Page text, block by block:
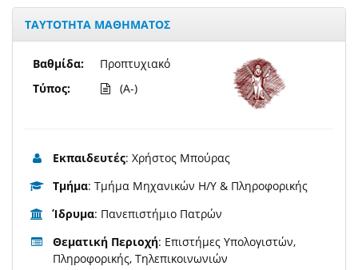
ΤΑΥΤΟΤΗΤΑ ΜΑΘΗΜΑΤΟΣ
Βαθμίδα:
Τύπος:
Προπτυχιακό
(A-)
Εκπαιδευτές: Χρήστος Μπούρας
Τμήμα: Τμήμα Μηχανικών Η/Υ & Πληροφορικής
Ίδρυμα: Πανεπιστήμιο Πατρών
Θεματική Περιοχή: Επιστήμες Υπολογιστών,
Πληροφορικής, Τηλεπικοινωνιών